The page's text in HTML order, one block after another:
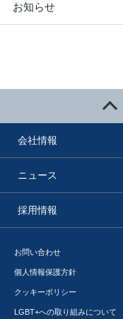
お知らせ
会社情報
ニュース
採用情報
お問い合わせ
個人情報保護方針
クッキーポリシー
LGBT+への取り組みについて